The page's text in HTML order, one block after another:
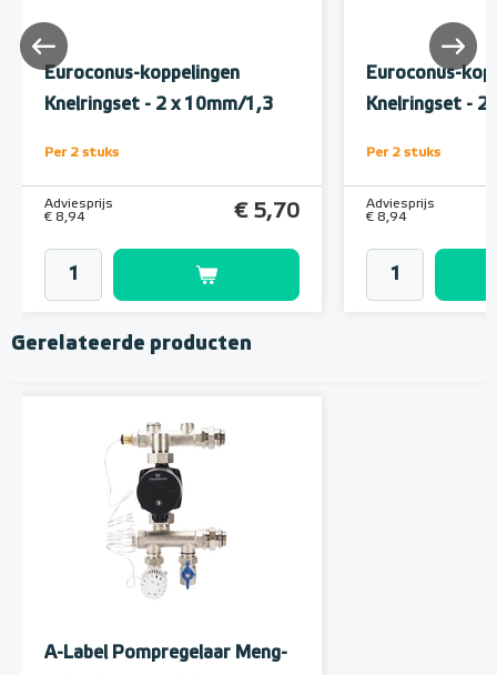
Euroconus-koppelingen
Knelringset - 2 x 10mm/1,3
Per 2 stuks
Adviesprijs
€ 8,94
€ 5,70
Euroconus-
Knelringset - 2
Per 2 stuks
Adviesprijs
€ 8,94
Gerelateerde producten
A-Label Pompregelaar Meng-